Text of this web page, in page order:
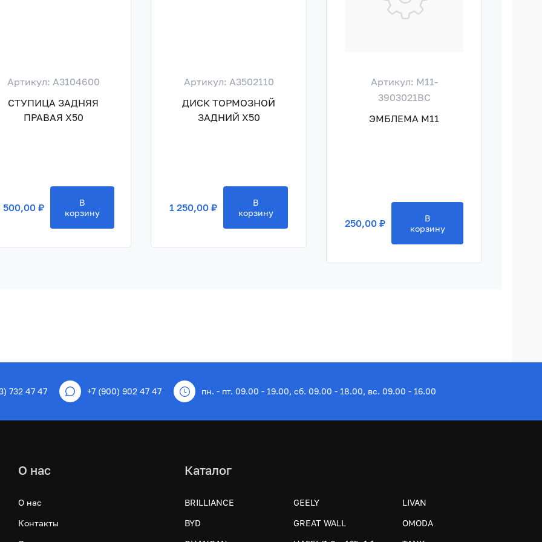
Артикул: A3104600
СТУПИЦА ЗАДНЯЯ
ПРАВАЯ X50
500,00 ₽
В
корзину
Артикул: A3502110
ДИСК ТОРМОЗНОЙ
ЗАДНИЙ X50
1 250,00 ₽
В
корзину
Артикул: M11-
3903021BC
ЭМБЛЕМА M11
250,00 ₽
В
корзину
732 47 47 +7 (900) 902 47 47 пн. - пт. 09.00 - 19.00, сб. 09.00 - 18.00, вс. 09.00 - 16.00
О нас
О нас
Контакты
Каталог
BRILLIANCE
BYD
GEELY
GREAT WALL
LIVAN
OMODA